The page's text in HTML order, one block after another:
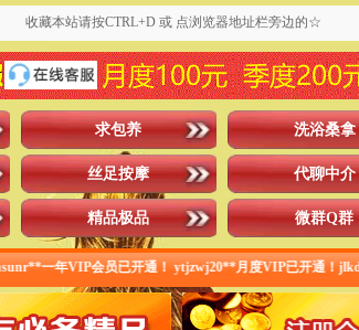
收藏本站请按CTRL+D 或 点浏览器地址栏旁边的☆
求包养 洗浴桑拿
丝足按摩 代聊中介
精品极品 微群Q群
通！ ytjzwj20**月度VIP已开通！